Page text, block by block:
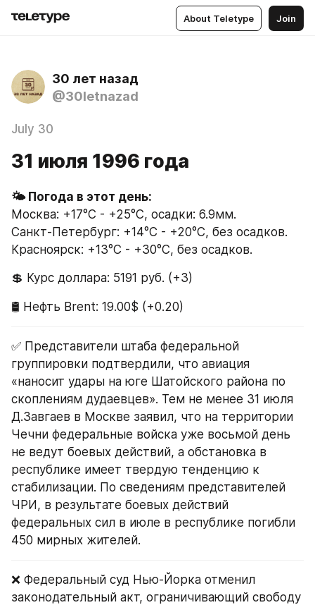
About Teletype Join
30 лет назад
@30letnazad
July 30
31 июля 1996 года
🌤 Погода в этот день:
Москва: +17°C - +25°C, осадки: 6.9мм.
Санкт-Петербург: +14°C - +20°C, без осадков.
Красноярск: +13°C - +30°C, без осадков.
💲 Курс доллара: 5191 руб. (+3)
🛢 Нефть Brent: 19.00$ (+0.20)
✅ Представители штаба федеральной
группировки подтвердили, что авиация
«наносит удары на юге Шатойского района по
скоплениям дудаевцев». Тем не менее 31 июля
Д.Завгаев в Москве заявил, что на территории
Чечни федеральные войска уже восьмой день
не ведут боевых действий, а обстановка в
республике имеет твердую тенденцию к
стабилизации. По сведениям представителей
ЧРИ, в результате боевых действий
федеральных сил в июле в республике погибли
450 мирных жителей.
❌ Федеральный суд Нью-Йорка отменил
законодательный акт, ограничивающий свободу